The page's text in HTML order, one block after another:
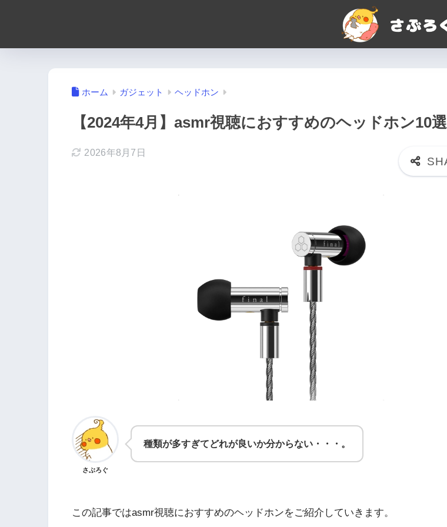
ホーム ガジェット ヘッドホン
【2024年4月】asmr視聴におすすめのヘッドホン10選
2026年8月7日
さぶろぐ
種類が多すぎてどれが良いか分からない・・・。
この記事ではasmr視聴におすすめのヘッドホンをご紹介していきます。